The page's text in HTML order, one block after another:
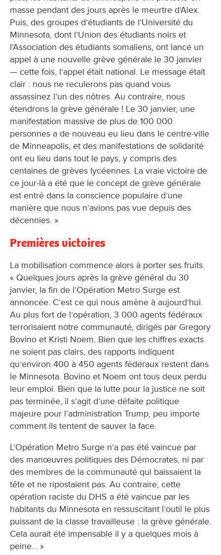
masse pendant des jours après le meurtre d’Alex.
Puis, des groupes d’étudiants de l’Université du
Minnesota, dont l’Union des étudiants noirs et
l’Association des étudiants somaliens, ont lancé un
appel à une nouvelle grève générale le 30 janvier
— cette fois, l’appel était national. Le message était
clair : nous ne reculerons pas quand vous
assassinez l’un des nôtres. Au contraire, nous
étendrons la grève générale ! Le 30 janvier, une
manifestation massive de plus de 100 000
personnes a de nouveau eu lieu dans le centre-ville
de Minneapolis, et des manifestations de solidarité
ont eu lieu dans tout le pays, y compris des
centaines de grèves lycéennes. La vraie victoire de
ce jour-là a été que le concept de grève générale
est entré dans la conscience populaire d’une
manière que nous n’avions pas vue depuis des
décennies. »
Premières victoires
La mobilisation commence alors à porter ses fruits.
« Quelques jours après la grève général du 30
janvier, la fin de l’Opération Metro Surge est
annoncée. C’est ce qui nous amène à aujourd’hui.
Au plus fort de l’opération, 3 000 agents fédéraux
terrorisaient notre communauté, dirigés par Gregory
Bovino et Kristi Noem. Bien que les chiffres exacts
ne soient pas clairs, des rapports indiquent
qu’environ 400 à 450 agents fédéraux restent dans
le Minnesota. Bovino et Noem ont tous deux perdu
leur emploi. Bien que la lutte pour la justice ne soit
pas terminée, il s’agit d’une défaite politique
majeure pour l’administration Trump, peu importe
comment ils tentent de sauver la face.
L’Opération Metro Surge n’a pas été vaincue par
des manœuvres politiques des Démocrates, ni par
des membres de la communauté qui baissaient la
tête et ne ripostaient pas. Au contraire, cette
opération raciste du DHS a été vaincue par les
habitants du Minnesota en ressuscitant l’outil le plus
puissant de la classe travailleuse : la grève générale.
Cela aurait été impensable il y a quelques mois à
peine... »